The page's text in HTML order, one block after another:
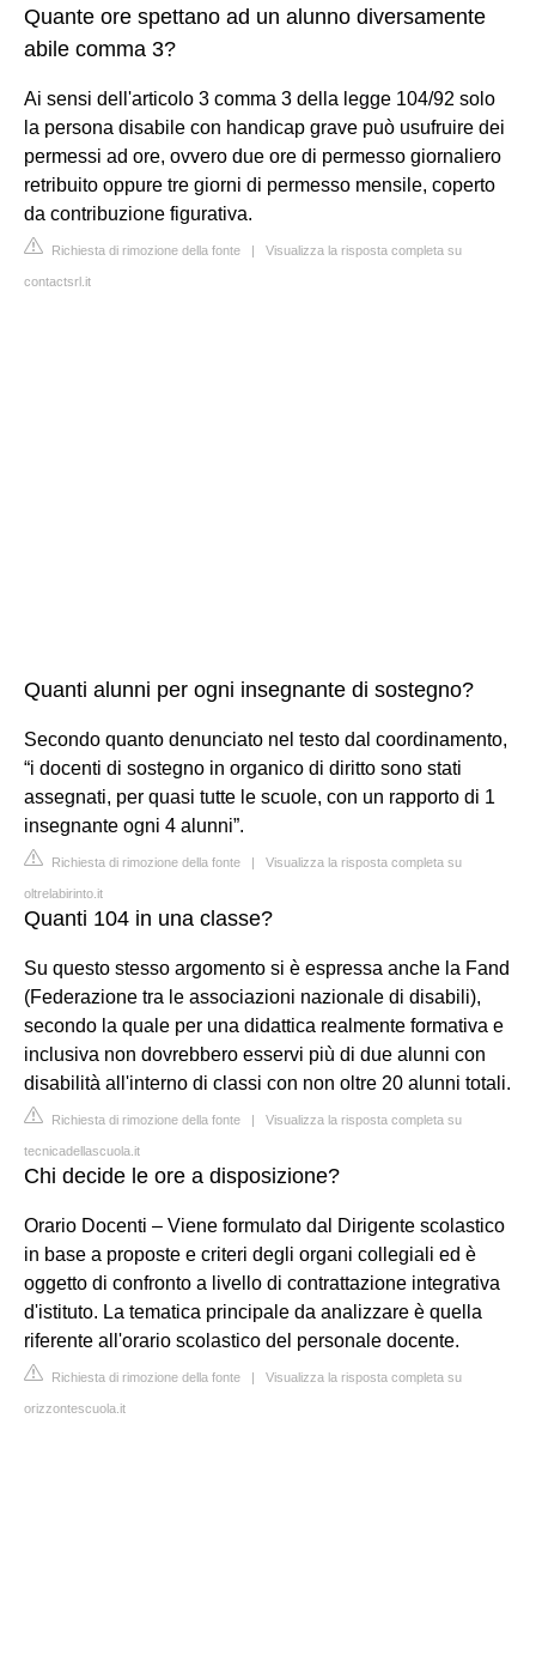
Quante ore spettano ad un alunno diversamente
abile comma 3?
Ai sensi dell'articolo 3 comma 3 della legge 104/92 solo
la persona disabile con handicap grave può usufruire dei
permessi ad ore, ovvero due ore di permesso giornaliero
retribuito oppure tre giorni di permesso mensile, coperto
da contribuzione figurativa.
Richiesta di rimozione della fonte | Visualizza la risposta completa su
contactsrl.it
Quanti alunni per ogni insegnante di sostegno?
Secondo quanto denunciato nel testo dal coordinamento,
“i docenti di sostegno in organico di diritto sono stati
assegnati, per quasi tutte le scuole, con un rapporto di 1
insegnante ogni 4 alunni”.
Richiesta di rimozione della fonte | Visualizza la risposta completa su
oltrelabirinto.it
Quanti 104 in una classe?
Su questo stesso argomento si è espressa anche la Fand
(Federazione tra le associazioni nazionale di disabili),
secondo la quale per una didattica realmente formativa e
inclusiva non dovrebbero esservi più di due alunni con
disabilità all'interno di classi con non oltre 20 alunni totali.
Richiesta di rimozione della fonte | Visualizza la risposta completa su
tecnicadellascuola.it
Chi decide le ore a disposizione?
Orario Docenti – Viene formulato dal Dirigente scolastico
in base a proposte e criteri degli organi collegiali ed è
oggetto di confronto a livello di contrattazione integrativa
d'istituto. La tematica principale da analizzare è quella
riferente all'orario scolastico del personale docente.
Richiesta di rimozione della fonte | Visualizza la risposta completa su
orizzontescuola.it